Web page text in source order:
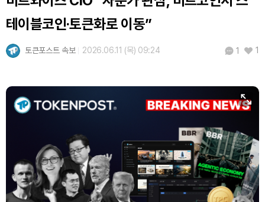
테이블코인·토큰화로 이동”
토큰포스트 속보 2026.06.11 (목) 09:24 1 1